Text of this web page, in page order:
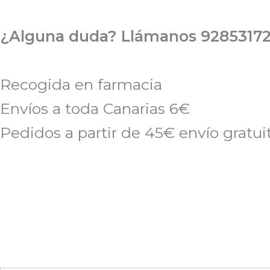
al
¿Alguna duda? Llámanos
Recogida en farmacia
Envíos a toda Canarias 6€
Pedidos a partir de 45€ envío